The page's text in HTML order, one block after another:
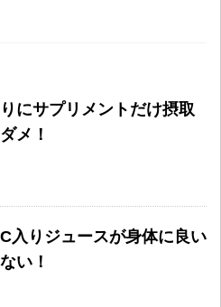
にサプリメントだけ摂取
メ！
入りジュースが身体に良い
い！